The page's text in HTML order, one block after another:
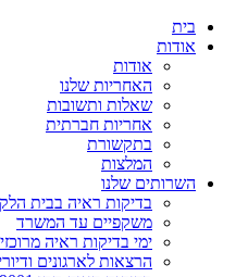
בית
אודות
אודות
האחריות שלנו
שאלות ותשובות
אחריות חברתית
בתקשורת
המלצות
השרותים שלנו
בדיקות ראיה בבית
משקפיים עד המשרד
ימי בדיקות ראיה
הרצאות לארגונים